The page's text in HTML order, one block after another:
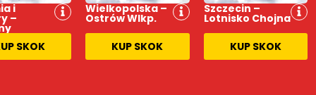
i
–
SKOK
Wielkopolska –
Ostrów Wlkp.
KUP SKOK
Szczecin –
Lotnisko Chojna
KUP SKOK